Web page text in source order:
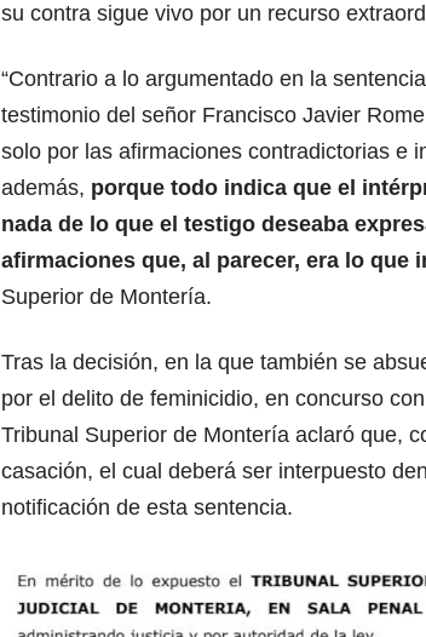
su contra sigue vivo por un recurso
“Contrario a lo argumentado en la
testimonio del señor Francisco Javier
solo por las afirmaciones contradictorias e
además, porque todo indica que el
nada de lo que el testigo deseaba
afirmaciones que, al parecer, era lo que
Superior de Montería.
Tras la decisión, en la que también se
por el delito de feminicidio, en concurso
Tribunal Superior de Montería aclaró que,
casación, el cual deberá ser interpuesto
notificación de esta sentencia.